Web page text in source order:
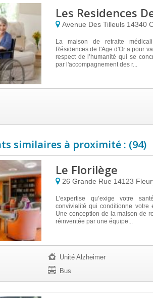
Les Residences
Avenue Des Tilleuls 14340
La maison de retraite
Résidences de l'Age d'Or a pour
respect de l’humanité qui se
par l'accompagnement des r...
similaires à proximité : (94)
Le Florilège
26 Grande Rue 14123
L’expertise qu’exige votre
convivialité qui conditionne votre
Une conception de la maison de
réinventée par une équipe...
Unité Alzheimer
Bus